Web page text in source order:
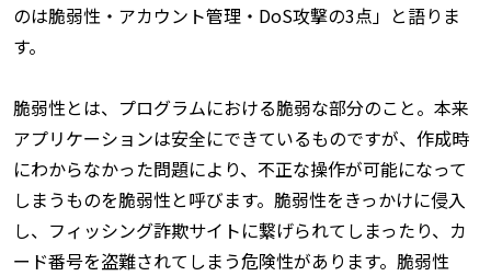
のは脆弱性・アカウント管理・DoS攻撃の3点」と語りま
す。
脆弱性とは、プログラムにおける脆弱な部分のこと。本来
アプリケーションは安全にできているものですが、作成時
にわからなかった問題により、不正な操作が可能になって
しまうものを脆弱性と呼びます。脆弱性をきっかけに侵入
し、フィッシング詐欺サイトに繋げられてしまったり、カ
ード番号を盗難されてしまう危険性があります。脆弱性